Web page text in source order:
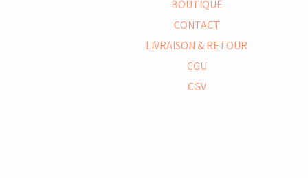
BOUTIQUE
CONTACT
LIVRAISON & RETOUR
CGU
CGV